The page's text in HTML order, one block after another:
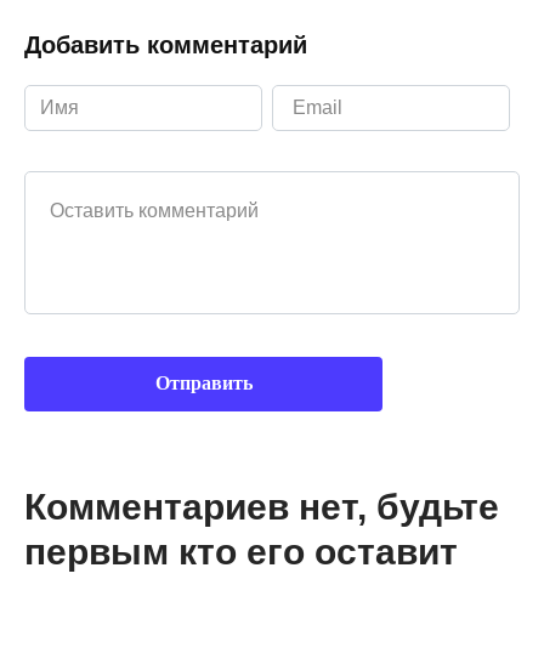
Добавить комментарий
Комментариев нет, будьте
первым кто его оставит